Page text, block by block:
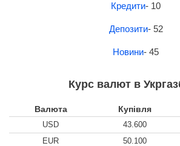
Кредити- 10
Депозити- 52
Новини- 45
Курс валют в
Валюта Купівля
USD 43.600
EUR
50.100